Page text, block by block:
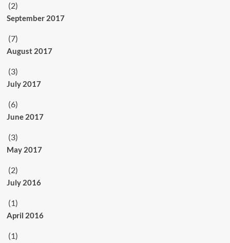
(2)
September 2017
(7)
August 2017
(3)
July 2017
(6)
June 2017
(3)
May 2017
(2)
July 2016
(1)
April 2016
(1)